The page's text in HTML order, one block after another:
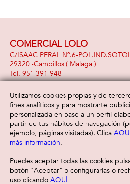
COMERCIAL LOLO
C/ISAAC PERAL Nº.6-
29320 -Campillos ( Malaga )
951 391 948
Información
Aviso legal
Política de privacidad
Política de cookies
Utilizamos cookies propias y de
fines analíticos y para mostrarte
personalizada en base a un perfil
partir de tus hábitos de navegación
ejemplo, páginas visitadas). Clica
más información.
Puedes aceptar todas las cookies
botón “Aceptar” o configurarlas o
uso clicando AQUÍ